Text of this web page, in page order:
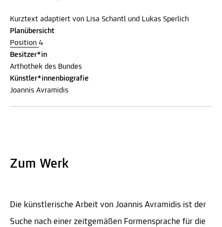
Kurztext adaptiert von Lisa Schantl und Lukas Sperlich
Planübersicht
Position 4
Besitzer*in
Arthothek des Bundes
Künstler*innenbiografie
Joannis Avramidis
Zum Werk
Die künstlerische Arbeit von Joannis Avramidis ist der
Suche nach einer zeitgemäßen Formensprache für die